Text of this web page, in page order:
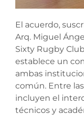
El acuerdo,
Arq. Miguel
Sixty Rugby
establece un
ambas
común. Entre
incluyen el
técnicos y